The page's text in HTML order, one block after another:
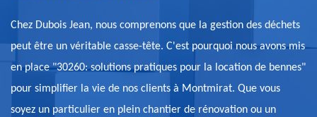
Chez Dubois Jean, nous comprenons que la gestion des déchets
peut être un véritable casse-tête. C'est pourquoi nous avons mis
en place "30260: solutions pratiques pour la location de bennes"
pour simplifier la vie de nos clients à Montmirat. Que vous
soyez un particulier en plein chantier de rénovation ou un